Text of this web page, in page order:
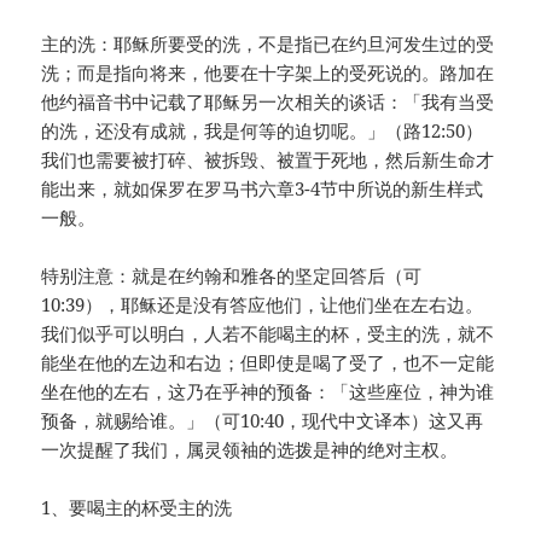
主的洗：耶稣所要受的洗，不是指已在约旦河发生过的受
洗；而是指向将来，他要在十字架上的受死说的。路加在
他约福音书中记载了耶稣另一次相关的谈话：「我有当受
的洗，还没有成就，我是何等的迫切呢。」（路12:50）
我们也需要被打碎、被拆毁、被置于死地，然后新生命才
能出来，就如保罗在罗马书六章3-4节中所说的新生样式
一般。
特别注意：就是在约翰和雅各的坚定回答后（可
10:39），耶稣还是没有答应他们，让他们坐在左右边。
我们似乎可以明白，人若不能喝主的杯，受主的洗，就不
能坐在他的左边和右边；但即使是喝了受了，也不一定能
坐在他的左右，这乃在乎神的预备：「这些座位，神为谁
预备，就赐给谁。」（可10:40，现代中文译本）这又再
一次提醒了我们，属灵领袖的选拨是神的绝对主权。
1、要喝主的杯受主的洗